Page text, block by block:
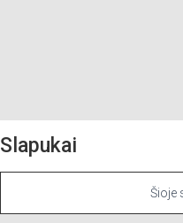
PARDUOTUVĖ
Slapukai
Mes naudojame slapukus savo
Šioje